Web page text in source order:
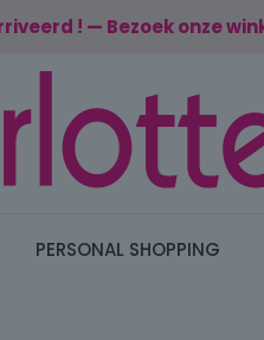
! — Bezoek onze
PERSONAL SHOPPING